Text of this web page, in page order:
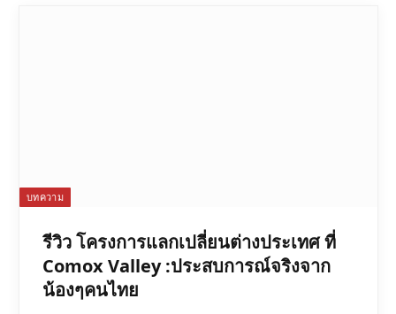
บทความ
รีวิว โครงการแลกเปลี่ยนต่างประเทศ ที่
Comox Valley :ประสบการณ์จริงจาก
น้องๆคนไทย